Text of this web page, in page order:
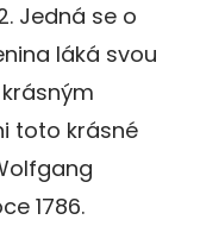
Jedná se o
láká svou
toto krásné
1786.